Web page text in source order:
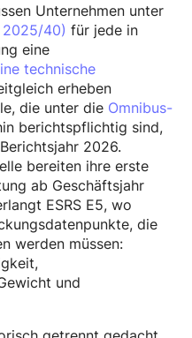
Unternehmen unter
2025/40) für jede in
eine
technische
erheben
die unter die Omnibus-
berichtspflichtig sind,
2026.
bereiten ihre erste
ab Geschäftsjahr
ESRS E5, wo
die
werden müssen:
und